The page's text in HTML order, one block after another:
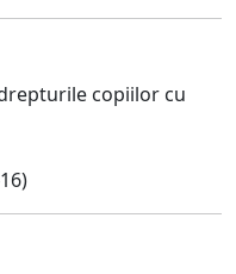
copiilor cu